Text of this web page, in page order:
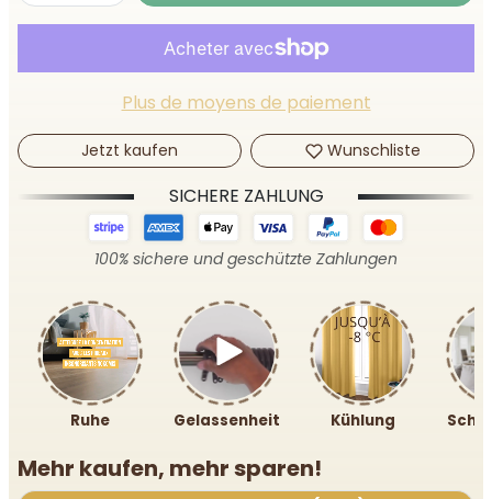
Plus de moyens de paiement
Jetzt kaufen Wunschliste
SICHERE ZAHLUNG
100% sichere und geschützte Zahlungen
Ruhe Gelassenheit Kühlung
Mehr kaufen, mehr sparen!